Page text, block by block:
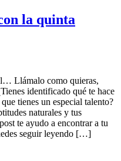
la quinta
Llámalo como quieras,
identificado qué te hace
tienes un especial talento?
naturales y tus
te ayudo a encontrar a tu
seguir leyendo […]